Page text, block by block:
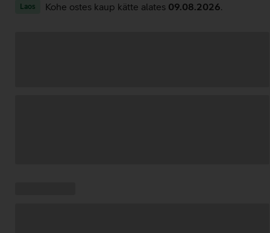
Laos Kohe ostes kaup kätte alates 09.08.2026